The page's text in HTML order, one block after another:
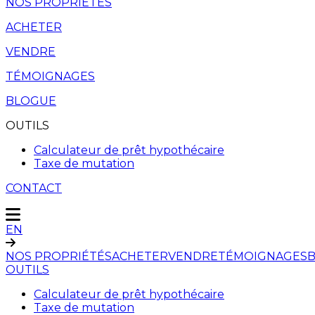
ACHETER
VENDRE
TÉMOIGNAGES
BLOGUE
OUTILS
Calculateur de prêt hypothécaire
Taxe de mutation
CONTACT
EN
NOS PROPRIÉTÉSACHETERVENDRETÉMOIGNAGES
OUTILS
Calculateur de prêt hypothécaire
Taxe de mutation